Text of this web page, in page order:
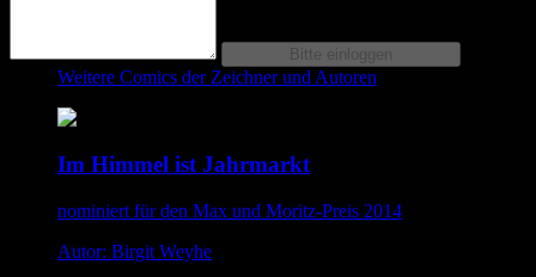
Weitere Comics der Zeichner und Autoren
Im Himmel ist Jahrmarkt
nominiert für den Max und Moritz-Preis 2014
Autor: Birgit Weyhe